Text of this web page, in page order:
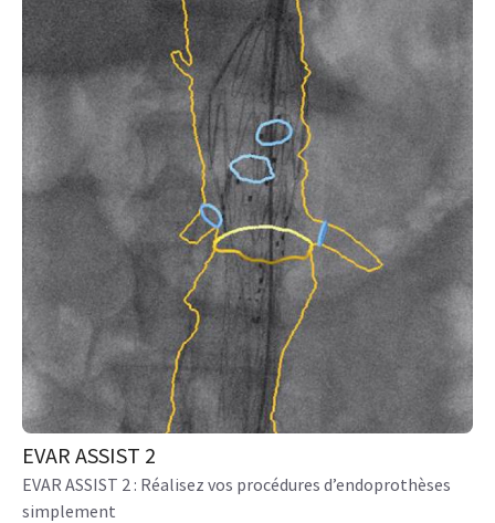
EVAR ASSIST 2
EVAR ASSIST 2 : Réalisez vos procédures d’endoprothèses
simplement